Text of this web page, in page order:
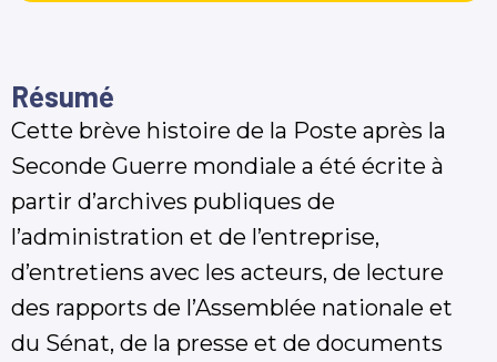
Résumé
Cette brève histoire de la Poste après la
Seconde Guerre mondiale a été écrite à
partir d’archives publiques de
l’administration et de l’entreprise,
d’entretiens avec les acteurs, de lecture
des rapports de l’Assemblée nationale et
du Sénat, de la presse et de documents